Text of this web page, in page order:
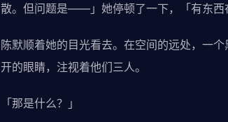
散。但问题是——」她停顿了一下，「有东西
陈默顺着她的目光看去。在空间的远处，一
开的眼睛，注视着他们三人。
「那是什么？」